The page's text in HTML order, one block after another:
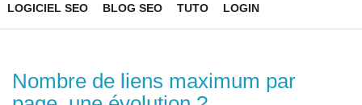
LOGICIEL SEO BLOG SEO TUTO LOGIN
Nombre de liens maximum par